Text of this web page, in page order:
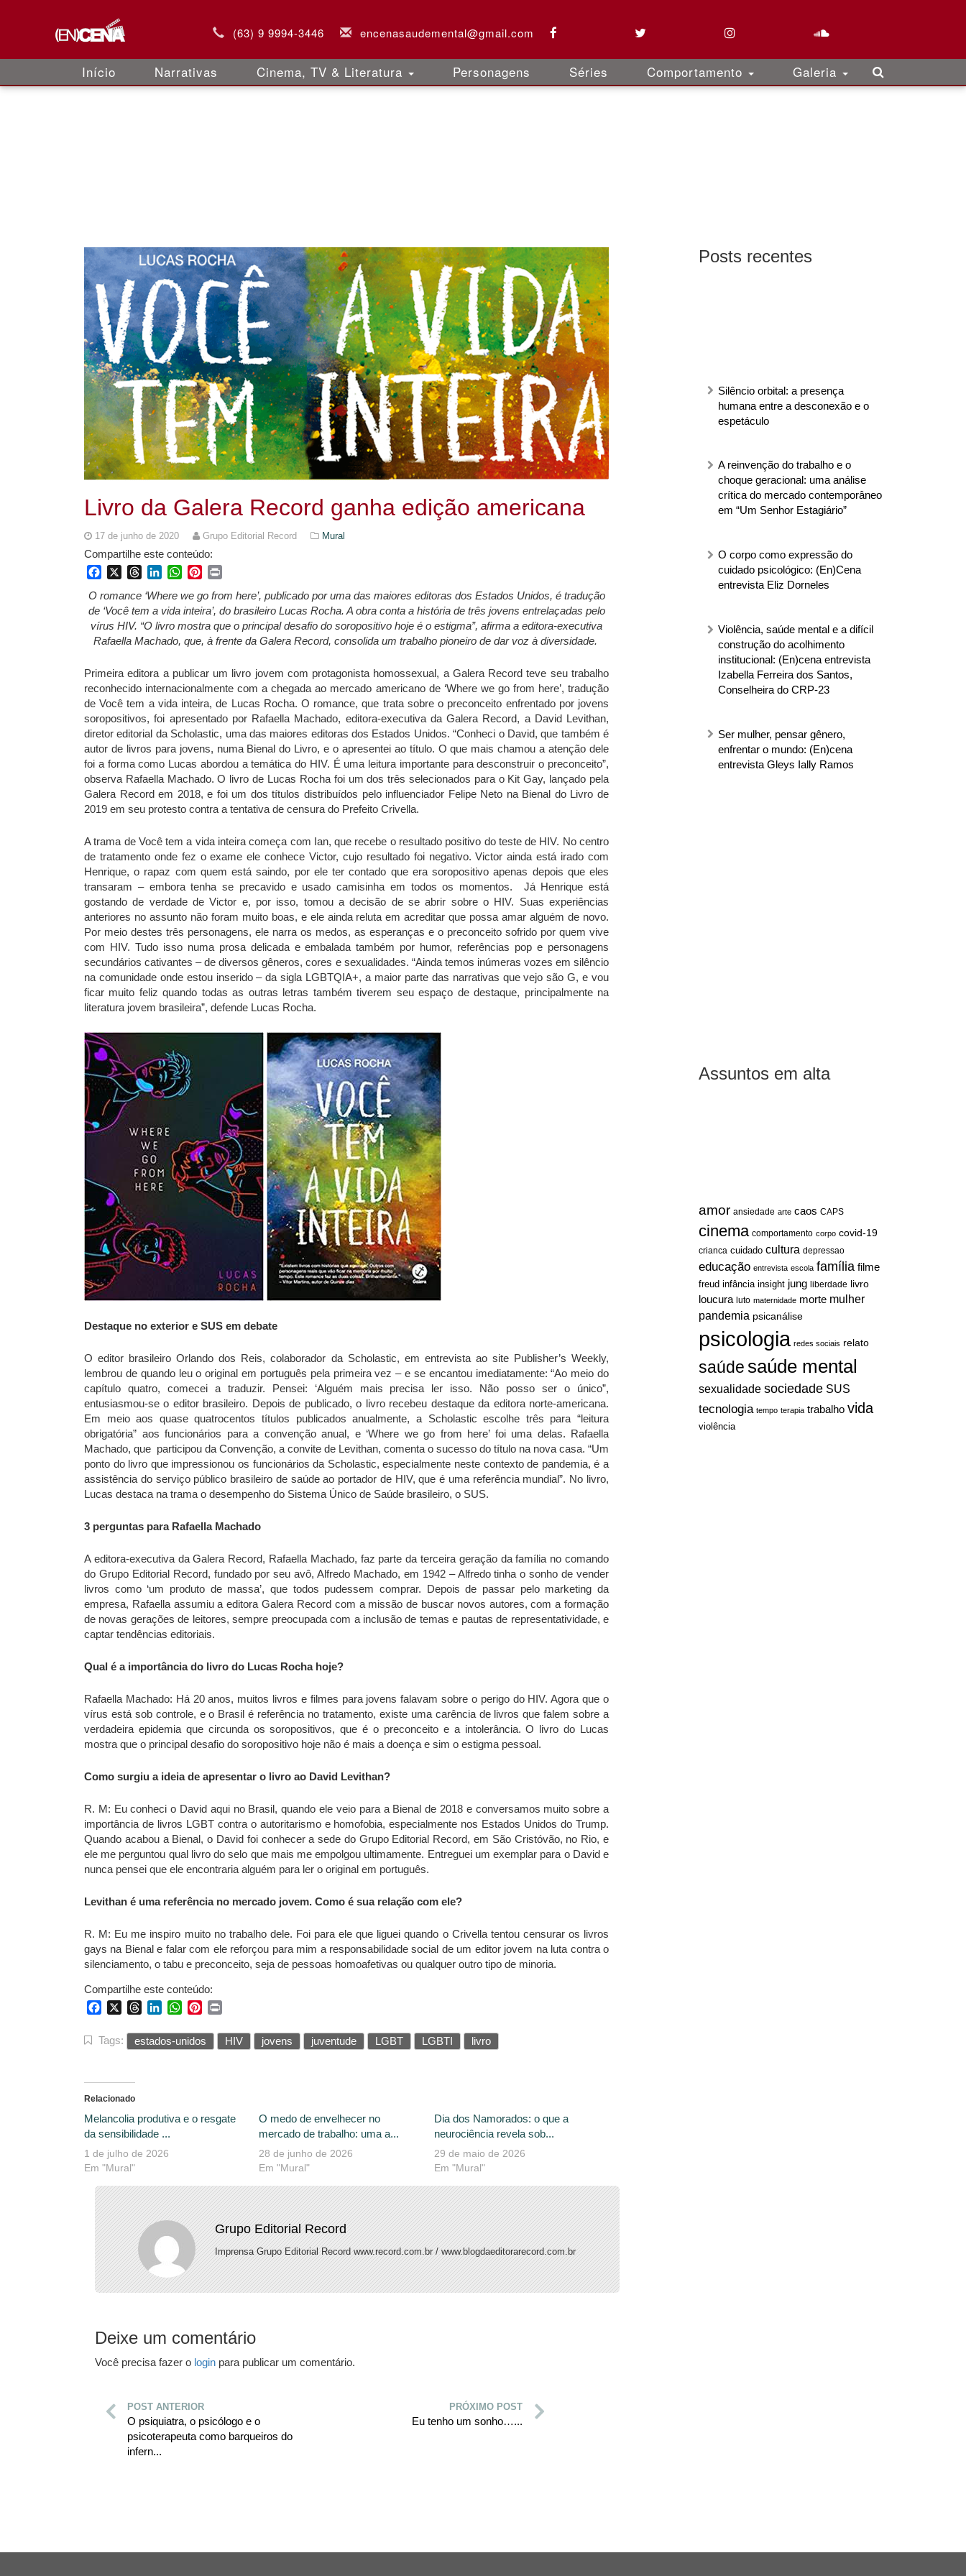
(63) 9 9994-3446 encenasaudemental@gmail.com
Início Narrativas Cinema, TV & Literatura Personagens Séries Comportamento Galeria
Posts recentes
Silêncio orbital: a presença
humana entre a desconexão e o
espetáculo
A reinvenção do trabalho e o
choque geracional: uma análise
crítica do mercado contemporâneo
em “Um Senhor Estagiário”
O corpo como expressão do
cuidado psicológico: (En)Cena
entrevista Eliz Dorneles
Violência, saúde mental e a difícil
construção do acolhimento
institucional: (En)cena entrevista
Izabella Ferreira dos Santos,
Conselheira do CRP-23
Ser mulher, pensar gênero,
enfrentar o mundo: (En)cena
entrevista Gleys Ially Ramos
Assuntos em alta
amor ansiedade arte caos CAPS
cinema comportamento corpo covid-19
crianca cuidado cultura depressao
educação entrevista escola família filme
freud infância insight jung liberdade livro
loucura luto maternidade morte mulher
pandemia psicanálise
psicologia redes sociais relato
saúdesaúde mental
sexualidade sociedade SUS
tecnologia tempo terapia trabalho vida
violência
Livro da Galera Record ganha edição americana
17 de junho de 2020 Grupo Editorial Record Mural
Compartilhe este conteúdo:
FacebookThreadsLinkedInWhatsApp
Pinterest
O romance ‘Where we go from here’, publicado por uma das maiores editoras dos Estados Unidos, é tradução
de ‘Você tem a vida inteira’, do brasileiro Lucas Rocha. A obra conta a história de três jovens entrelaçadas pelo
vírus HIV. “O livro mostra que o principal desafio do soropositivo hoje é o estigma”, afirma a editora-executiva
Rafaella Machado, que, à frente da Galera Record, consolida um trabalho pioneiro de dar voz à diversidade.
Primeira editora a publicar um livro jovem com protagonista homossexual, a Galera Record teve seu trabalho
reconhecido internacionalmente com a chegada ao mercado americano de ‘Where we go from here’, tradução
de Você tem a vida inteira, de Lucas Rocha. O romance, que trata sobre o preconceito enfrentado por jovens
soropositivos, foi apresentado por Rafaella Machado, editora-executiva da Galera Record, a David Levithan,
diretor editorial da Scholastic, uma das maiores editoras dos Estados Unidos. “Conheci o David, que também é
autor de livros para jovens, numa Bienal do Livro, e o apresentei ao título. O que mais chamou a atenção dele
foi a forma como Lucas abordou a temática do HIV. É uma leitura importante para desconstruir o preconceito”,
observa Rafaella Machado. O livro de Lucas Rocha foi um dos três selecionados para o Kit Gay, lançado pela
Galera Record em 2018, e foi um dos títulos distribuídos pelo influenciador Felipe Neto na Bienal do Livro de
2019 em seu protesto contra a tentativa de censura do Prefeito Crivella.
A trama de Você tem a vida inteira começa com Ian, que recebe o resultado positivo do teste de HIV. No centro
de tratamento onde fez o exame ele conhece Victor, cujo resultado foi negativo. Victor ainda está irado com
Henrique, o rapaz com quem está saindo, por ele ter contado que era soropositivo apenas depois que eles
transaram – embora tenha se precavido e usado camisinha em todos os momentos. Já Henrique está
gostando de verdade de Victor e, por isso, tomou a decisão de se abrir sobre o HIV. Suas experiências
anteriores no assunto não foram muito boas, e ele ainda reluta em acreditar que possa amar alguém de novo.
Por meio destes três personagens, ele narra os medos, as esperanças e o preconceito sofrido por quem vive
com HIV. Tudo isso numa prosa delicada e embalada também por humor, referências pop e personagens
secundários cativantes – de diversos gêneros, cores e sexualidades. “Ainda temos inúmeras vozes em silêncio
na comunidade onde estou inserido – da sigla LGBTQIA+, a maior parte das narrativas que vejo são G, e vou
ficar muito feliz quando todas as outras letras também tiverem seu espaço de destaque, principalmente na
literatura jovem brasileira”, defende Lucas Rocha.
Destaque no exterior e SUS em debate
O editor brasileiro Orlando dos Reis, colaborador da Scholastic, em entrevista ao site Publisher’s Weekly,
lembrou de quando leu o original em português pela primeira vez – e se encantou imediatamente: “Ao meio do
capítulo quatro, comecei a traduzir. Pensei: ‘Alguém mais precisa ler isso. Não posso ser o único”,
entusiasmou-se o editor brasileiro. Depois de publicado, o livro recebeu destaque da editora norte-americana.
Em meio aos quase quatrocentos títulos publicados anualmente, a Scholastic escolhe três para “leitura
obrigatória” aos funcionários para a convenção anual, e ‘Where we go from here’ foi uma delas. Rafaella
Machado, que participou da Convenção, a convite de Levithan, comenta o sucesso do título na nova casa. “Um
ponto do livro que impressionou os funcionários da Scholastic, especialmente neste contexto de pandemia, é a
assistência do serviço público brasileiro de saúde ao portador de HIV, que é uma referência mundial”. No livro,
Lucas destaca na trama o desempenho do Sistema Único de Saúde brasileiro, o SUS.
3 perguntas para Rafaella Machado
A editora-executiva da Galera Record, Rafaella Machado, faz parte da terceira geração da família no comando
do Grupo Editorial Record, fundado por seu avô, Alfredo Machado, em 1942 – Alfredo tinha o sonho de vender
livros como ‘um produto de massa’, que todos pudessem comprar. Depois de passar pelo marketing da
empresa, Rafaella assumiu a editora Galera Record com a missão de buscar novos autores, com a formação
de novas gerações de leitores, sempre preocupada com a inclusão de temas e pautas de representatividade, e
captar tendências editoriais.
Qual é a importância do livro do Lucas Rocha hoje?
Rafaella Machado: Há 20 anos, muitos livros e filmes para jovens falavam sobre o perigo do HIV. Agora que o
vírus está sob controle, e o Brasil é referência no tratamento, existe uma carência de livros que falem sobre a
verdadeira epidemia que circunda os soropositivos, que é o preconceito e a intolerância. O livro do Lucas
mostra que o principal desafio do soropositivo hoje não é mais a doença e sim o estigma pessoal.
Como surgiu a ideia de apresentar o livro ao David Levithan?
R. M: Eu conheci o David aqui no Brasil, quando ele veio para a Bienal de 2018 e conversamos muito sobre a
importância de livros LGBT contra o autoritarismo e homofobia, especialmente nos Estados Unidos do Trump.
Quando acabou a Bienal, o David foi conhecer a sede do Grupo Editorial Record, em São Cristóvão, no Rio, e
ele me perguntou qual livro do selo que mais me empolgou ultimamente. Entreguei um exemplar para o David e
nunca pensei que ele encontraria alguém para ler o original em português.
Levithan é uma referência no mercado jovem. Como é sua relação com ele?
R. M: Eu me inspiro muito no trabalho dele. Foi para ele que liguei quando o Crivella tentou censurar os livros
gays na Bienal e falar com ele reforçou para mim a responsabilidade social de um editor jovem na luta contra o
silenciamento, o tabu e preconceito, seja de pessoas homoafetivas ou qualquer outro tipo de minoria.
Compartilhe este conteúdo:
FacebookThreadsLinkedInWhatsApp
Pinterest
Tags: estados-unidos HIV jovens juventude LGBT LGBTI livro
Relacionado
Melancolia produtiva e o resgate
da sensibilidade ...
1 de julho de 2026
Em "Mural"
O medo de envelhecer no
mercado de trabalho: uma a...
28 de junho de 2026
Em "Mural"
Dia dos Namorados: o que a
neurociência revela sob...
29 de maio de 2026
Em "Mural"
Grupo Editorial Record
Imprensa Grupo Editorial Record www.record.com.br / www.blogdaeditorarecord.com.br
Deixe um comentário
Você precisa fazer o login para publicar um comentário.
POST ANTERIOR
O psiquiatra, o psicólogo e o
psicoterapeuta como barqueiros do
infern...
PRÓXIMO POST
Eu tenho um sonho…...